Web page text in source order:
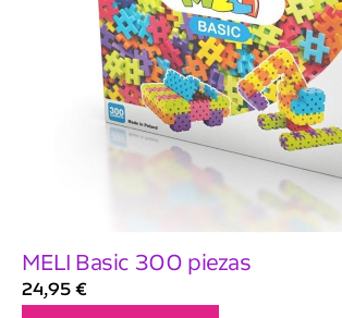
MELI Basic 300 piezas
24,95 €